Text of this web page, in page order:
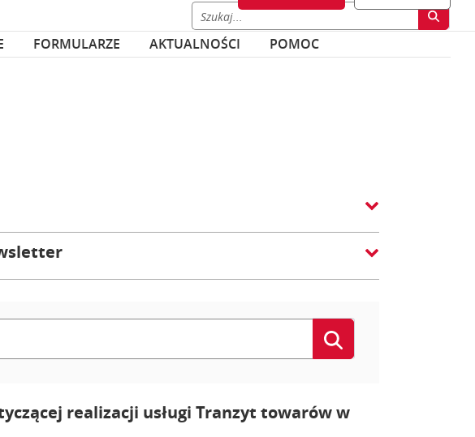
FORMULARZE AKTUALNOŚCI POMOC
realizacji usługi Tranzyt towarów w